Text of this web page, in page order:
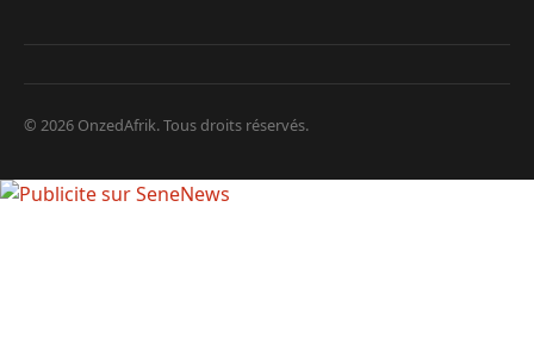
© 2026 OnzedAfrik. Tous droits réservés.